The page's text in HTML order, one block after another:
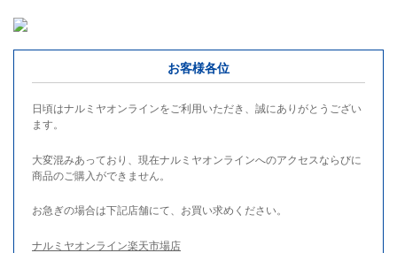
お客様各位
日頃はナルミヤオンラインをご利用いただき、誠にありがとうござい
ます。
大変混みあっており、現在ナルミヤオンラインへのアクセスならびに
商品のご購入ができません。
お急ぎの場合は下記店舗にて、お買い求めください。
ナルミヤオンライン楽天市場店